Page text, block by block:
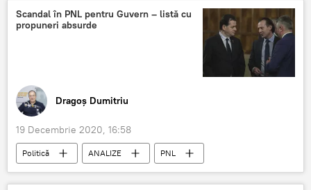
Biserica Ortodoxă Română
Vaccinare
Scandal în PNL pentru Guvern – listă cu
propuneri absurde
Dragoș Dumitriu
19 Decembrie 2020, 16:58
Politică ANALIZE
PNL
propuneri
Guvern